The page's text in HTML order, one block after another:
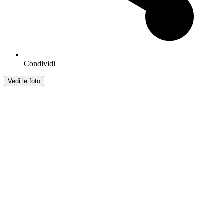
Condividi
Vedi le foto